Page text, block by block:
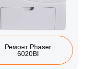
Ремонт Phaser
6020BI